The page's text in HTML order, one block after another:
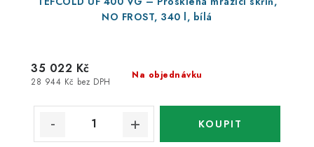
NO FROST, 340 l, bílá
Na objednávku
28 944 Kč bez DPH
35 022 Kč